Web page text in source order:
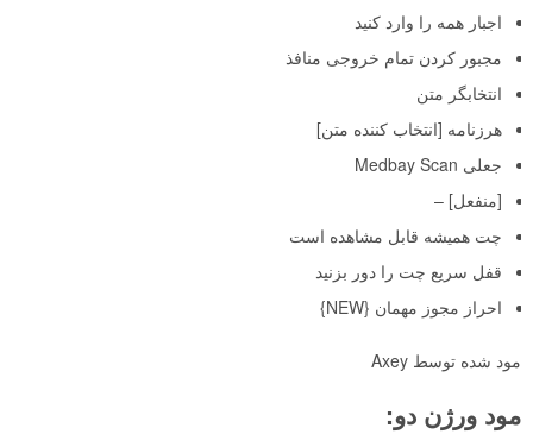
اجبار همه را وارد کنید
مجبور کردن تمام خروجی منافذ
انتخابگر متن
هرزنامه [انتخاب کننده متن]
جعلی Medbay Scan
[منفعل] –
چت همیشه قابل مشاهده است
قفل سریع چت را دور بزنید
احراز مجوز مهمان {NEW}
مود شده توسط Axey
مود ورژن دو: